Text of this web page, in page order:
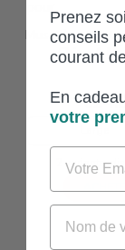
Muselière
Chien À
Large
2 variantes
Prenez
conseils
courant
En
votre
Email
Nom de